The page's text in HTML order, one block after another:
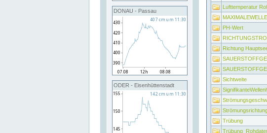
DONAU - Passau
ODER - Eisenhüttenstadt
Lufttemperatur
PH-Wert
Richtung
Sichtweite
Trübung